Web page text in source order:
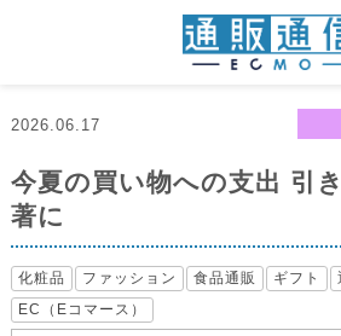
2026.06.17
今夏の買い物への支出 引
著に
化粧品 ファッション 食品通販 ギフト
EC（Eコマース）